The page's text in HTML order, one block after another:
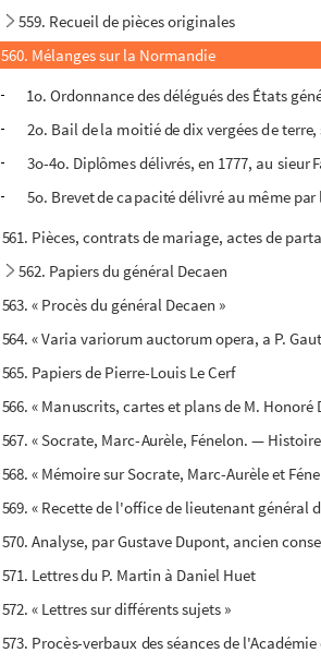
559. Recueil de pièces originales
560. Mélanges sur la Normandie
1o. Ordonnance des délégués des États
2o. Bail de la moitié de dix vergées de
3o-4o. Diplômes délivrés, en 1777, au sieur
5o. Brevet de capacité délivré au même par
561. Pièces, contrats de mariage, actes de
562. Papiers du général Decaen
563. « Procès du général Decaen »
564. « Varia variorum auctorum opera, a P.
565. Papiers de Pierre-Louis Le Cerf
566. « Manuscrits, cartes et plans de M.
567. « Socrate, Marc-Aurèle, Fénelon. —
568. « Mémoire sur Socrate, Marc-Aurèle et
569. « Recette de l'office de lieutenant général
570. Analyse, par Gustave Dupont, ancien
571. Lettres du P. Martin à Daniel Huet
572. « Lettres sur différents sujets »
573. Procès-verbaux des séances de